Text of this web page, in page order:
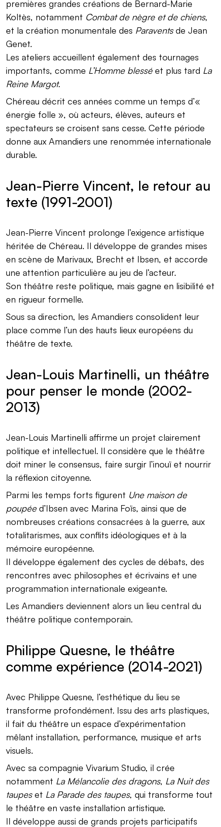
premières grandes créations de Bernard-Marie
Koltès, notamment Combat de nègre et de chiens,
et la création monumentale des Paraventsde Jean
Genet.
Les ateliers accueillent également des tournages
importants, comme L’Homme blesséet plus tard La
Reine Margot.
Chéreau décrit ces années comme un temps d’«
énergie folle », où acteurs, élèves, auteurs et
spectateurs se croisent sans cesse. Cette période
donne aux Amandiers une renommée internationale
durable.
Jean-Pierre Vincent, le retour au
texte (1991-2001)
Jean-Pierre Vincent prolonge l’exigence artistique
héritée de Chéreau. Il développe de grandes mises
en scène de Marivaux, Brecht et Ibsen, et accorde
une attention particulière au jeu de l’acteur.
Son théâtre reste politique, mais gagne en lisibilité et
en rigueur formelle.
Sous sa direction, les Amandiers consolident leur
place comme l’un des hauts lieux européens du
théâtre de texte.
Jean-Louis Martinelli, un théâtre
pour penser le monde (2002-
2013)
Jean-Louis Martinelli affirme un projet clairement
politique et intellectuel. Il considère que le théâtre
doit miner le consensus, faire surgir l’inouï et nourrir
la réflexion citoyenne.
Parmi les temps forts figurent Une maison de
poupéed’Ibsen avec Marina Foïs, ainsi que de
nombreuses créations consacrées à la guerre, aux
totalitarismes, aux conflits idéologiques et à la
mémoire européenne.
Il développe également des cycles de débats, des
rencontres avec philosophes et écrivains et une
programmation internationale exigeante.
Les Amandiers deviennent alors un lieu central du
théâtre politique contemporain.
Philippe Quesne, le théâtre
comme expérience (2014-2021)
Avec Philippe Quesne, l’esthétique du lieu se
transforme profondément. Issu des arts plastiques,
il fait du théâtre un espace d’expérimentation
mêlant installation, performance, musique et arts
visuels.
Avec sa compagnie Vivarium Studio, il crée
notamment La Mélancolie des dragons, La Nuit des
taupeset La Parade des taupes, qui transforme tout
le théâtre en vaste installation artistique.
Il développe aussi de grands projets participatifs